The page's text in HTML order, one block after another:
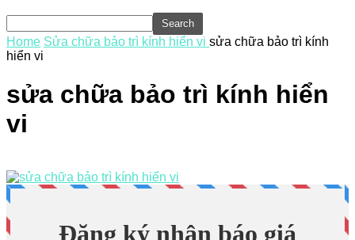
Home Sửa chữa bảo trì kính hiển vi sửa chữa bảo trì kính
hiển vi
sửa chữa bảo trì kính hiển
vi